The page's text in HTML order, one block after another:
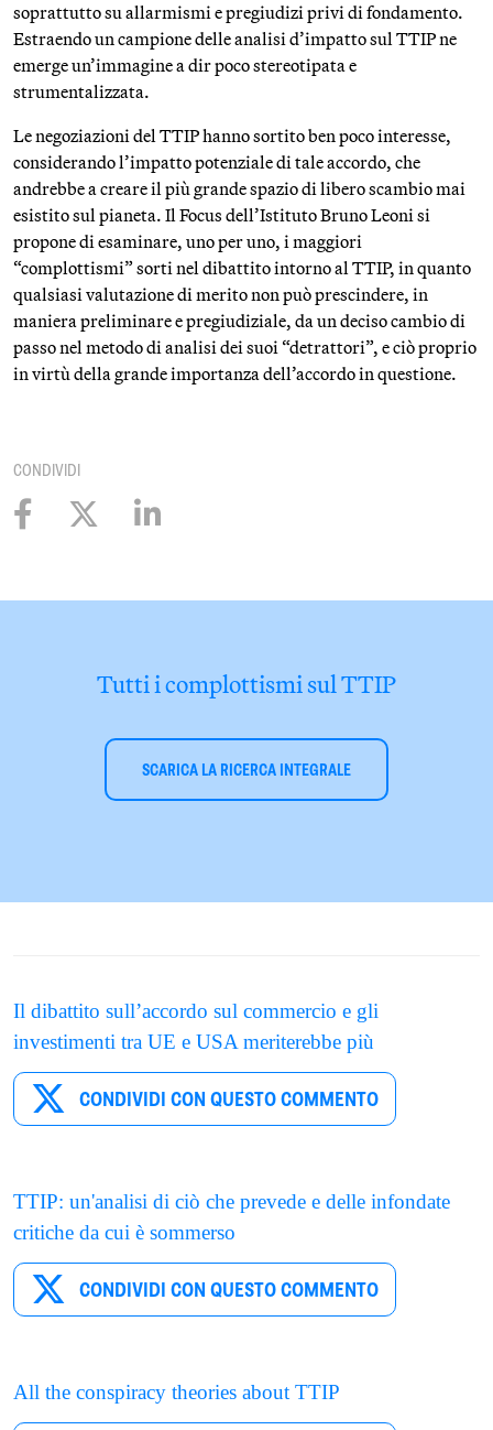
soprattutto su allarmismi e pregiudizi privi di fondamento.
Estraendo un campione delle analisi d’impatto sul TTIP ne
emerge un’immagine a dir poco stereotipata e
strumentalizzata.
Le negoziazioni del TTIP hanno sortito ben poco interesse,
considerando l’impatto potenziale di tale accordo, che
andrebbe a creare il più grande spazio di libero scambio mai
esistito sul pianeta. Il Focus dell’Istituto Bruno Leoni si
propone di esaminare, uno per uno, i maggiori
“complottismi” sorti nel dibattito intorno al TTIP, in quanto
qualsiasi valutazione di merito non può prescindere, in
maniera preliminare e pregiudiziale, da un deciso cambio di
passo nel metodo di analisi dei suoi “detrattori”, e ciò proprio
in virtù della grande importanza dell’accordo in questione.
CONDIVIDI
Tutti i complottismi sul TTIP
SCARICA LA RICERCA INTEGRALE
Il dibattito sull’accordo sul commercio e gli
investimenti tra UE e USA meriterebbe più
CONDIVIDI CON QUESTO COMMENTO
TTIP: un'analisi di ciò che prevede e delle infondate
critiche da cui è sommerso
CONDIVIDI CON QUESTO COMMENTO
All the conspiracy theories about TTIP